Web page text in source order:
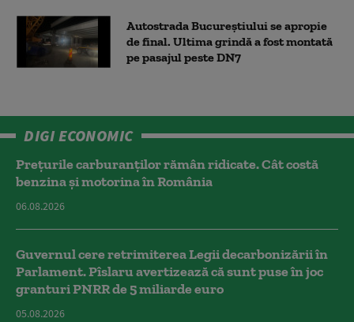
Autostrada Bucureștiului se apropie
de final. Ultima grindă a fost montată
pe pasajul peste DN7
DIGI ECONOMIC
Prețurile carburanților rămân ridicate. Cât costă
benzina și motorina în România
06.08.2026
Guvernul cere retrimiterea Legii decarbonizării în
Parlament. Pîslaru avertizează că sunt puse în joc
granturi PNRR de 5 miliarde euro
05.08.2026